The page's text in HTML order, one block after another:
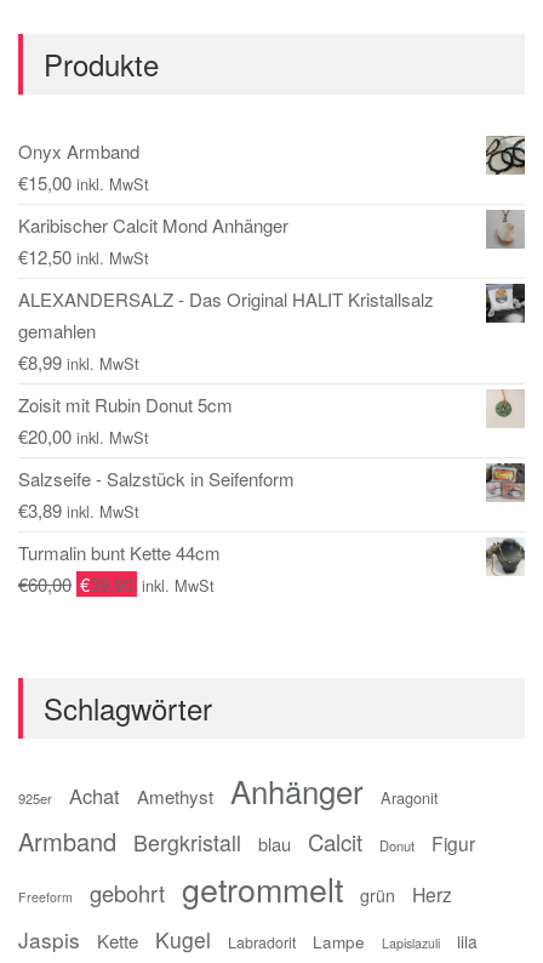
Produkte
Onyx Armband
€15,00 inkl. MwSt
Karibischer Calcit Mond Anhänger
€12,50 inkl. MwSt
ALEXANDERSALZ - Das Original HALIT Kristallsalz
gemahlen
€8,99 inkl. MwSt
Zoisit mit Rubin Donut 5cm
€20,00 inkl. MwSt
Salzseife - Salzstück in Seifenform
€3,89 inkl. MwSt
Turmalin bunt Kette 44cm
€60,00 €39,90 inkl. MwSt
Schlagwörter
925er Achat Amethyst Anhänger Aragonit
Armband Bergkristall blau Calcit Donut Figur
Freeform gebohrt getrommelt grün Herz
Jaspis Kette Kugel Labradorit Lampe Lapislazuli lila